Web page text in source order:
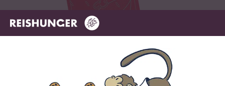
Digitales Rezeptbuch per E-Mail
✔️ 25 leckere Rezepte aus unseren bunten Kochwelten